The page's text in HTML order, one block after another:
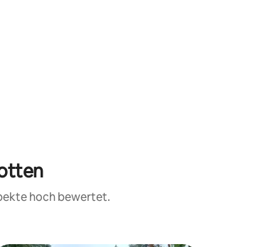
hoch bewertet.